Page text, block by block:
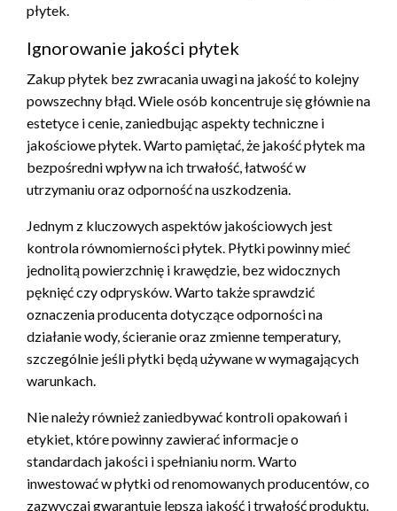
płytek.
Ignorowanie jakości płytek
Zakup płytek bez zwracania uwagi na jakość to kolejny
powszechny błąd. Wiele osób koncentruje się głównie na
estetyce i cenie, zaniedbując aspekty techniczne i
jakościowe płytek. Warto pamiętać, że jakość płytek ma
bezpośredni wpływ na ich trwałość, łatwość w
utrzymaniu oraz odporność na uszkodzenia.
Jednym z kluczowych aspektów jakościowych jest
kontrola równomierności płytek. Płytki powinny mieć
jednolitą powierzchnię i krawędzie, bez widocznych
pęknięć czy odprysków. Warto także sprawdzić
oznaczenia producenta dotyczące odporności na
działanie wody, ścieranie oraz zmienne temperatury,
szczególnie jeśli płytki będą używane w wymagających
warunkach.
Nie należy również zaniedbywać kontroli opakowań i
etykiet, które powinny zawierać informacje o
standardach jakości i spełnianiu norm. Warto
inwestować w płytki od renomowanych producentów, co
zazwyczaj gwarantuje lepszą jakość i trwałość produktu.